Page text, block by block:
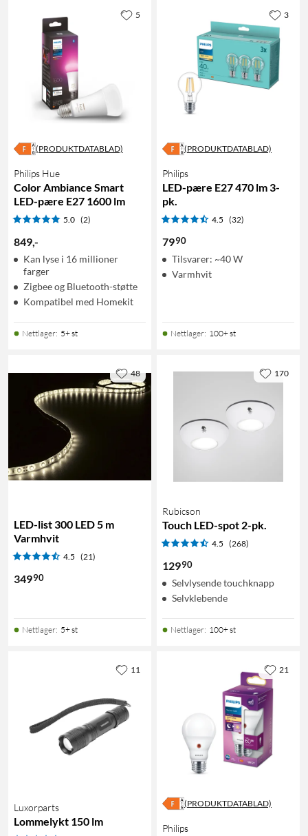
(PRODUKTDATABLAD)
Philips Hue
Color Ambiance Smart
LED-pære E27 1600 lm
5.0 (2)
849,-
Kan lyse i 16 millioner
farger
Zigbee og Bluetooth-støtte
Kompatibel med Homekit
Nettlager: 5+ st
5
(PRODUKTDATABLAD)
Philips
LED-pære E27 470 lm 3-
pk.
4.5 (32)
7990
Tilsvarer: ~40 W
Varmhvit
Nettlager: 100+ st
3
LED-list 300 LED 5 m
Varmhvit
4.5 (21)
34990
Nettlager: 5+ st
48
Rubicson
Touch LED-spot 2-pk.
4.5 (268)
12990
Selvlysende touchknapp
Selvklebende
Nettlager: 100+ st
170
Luxorparts
Lommelykt 150 lm
11
(PRODUKTDATABLAD)
Philips
21